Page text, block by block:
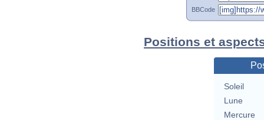
BBCode
Positions et
Soleil
Lune
Mercure